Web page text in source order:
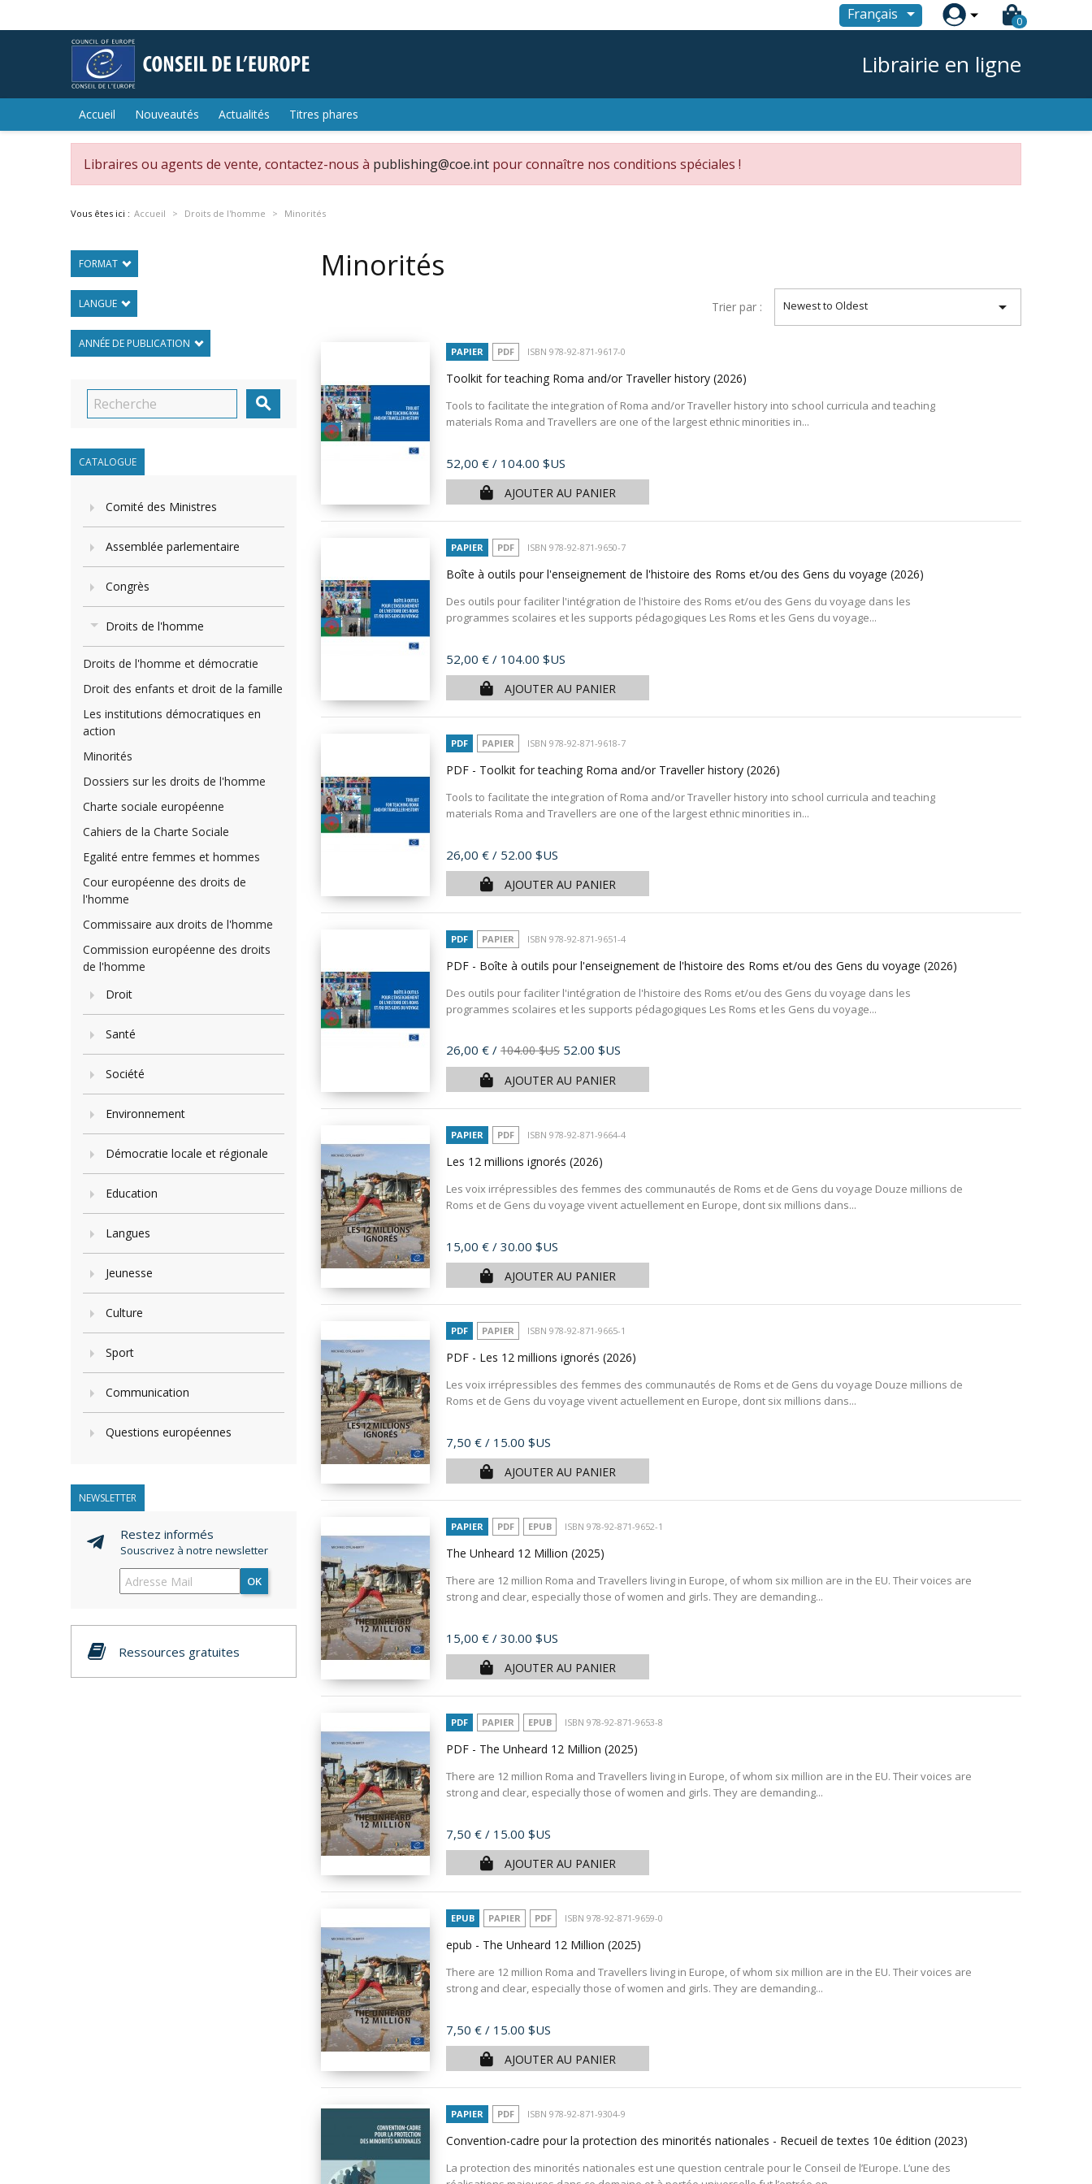
Français  0
Librairie en ligne
Accueil Nouveautés Actualités Titres phares
Libraires ou agents de vente, contactez-nous à publishing@coe.int pour connaître nos conditions spéciales !
Vous êtes ici : Accueil Droits de l'homme Minorités
FORMAT
LANGUE
ANNÉE DE PUBLICATION

CATALOGUE
Comité des Ministres
Assemblée parlementaire
Congrès
Droits de l'homme
Droits de l'homme et démocratie
Droit des enfants et droit de la famille
Les institutions démocratiques en
action
Minorités
Dossiers sur les droits de l'homme
Charte sociale européenne
Cahiers de la Charte Sociale
Egalité entre femmes et hommes
Cour européenne des droits de
l'homme
Commissaire aux droits de l'homme
Commission européenne des droits
de l'homme
Droit
Santé
Société
Environnement
Démocratie locale et régionale
Education
Langues
Jeunesse
Culture
Sport
Communication
Questions européennes
NEWSLETTER
Restez informés
Souscrivez à notre newsletter
OK
Ressources gratuites
Minorités
Trier par : Newest to Oldest 
PAPIER PDF ISBN 978-92-871-9617-0
Toolkit for teaching Roma and/or Traveller history (2026)
Tools to facilitate the integration of Roma and/or Traveller history into school curricula and teaching
materials Roma and Travellers are one of the largest ethnic minorities in...
Prix
52,00 € / 104.00 $US
AJOUTER AU PANIER
PAPIER PDF ISBN 978-92-871-9650-7
Boîte à outils pour l'enseignement de l'histoire des Roms et/ou des Gens du voyage (2026)
Des outils pour faciliter l'intégration de l'histoire des Roms et/ou des Gens du voyage dans les
programmes scolaires et les supports pédagogiques Les Roms et les Gens du voyage...
Prix
52,00 € / 104.00 $US
AJOUTER AU PANIER
PDF PAPIER ISBN 978-92-871-9618-7
PDF - Toolkit for teaching Roma and/or Traveller history (2026)
Tools to facilitate the integration of Roma and/or Traveller history into school curricula and teaching
materials Roma and Travellers are one of the largest ethnic minorities in...
Prix
26,00 € / 52.00 $US
AJOUTER AU PANIER
PDF PAPIER ISBN 978-92-871-9651-4
PDF - Boîte à outils pour l'enseignement de l'histoire des Roms et/ou des Gens du voyage (2026)
Des outils pour faciliter l'intégration de l'histoire des Roms et/ou des Gens du voyage dans les
programmes scolaires et les supports pédagogiques Les Roms et les Gens du voyage...
Prix
26,00 € / 104.00 $US 52.00 $US
AJOUTER AU PANIER
PAPIER PDF ISBN 978-92-871-9664-4
Les 12 millions ignorés (2026)
Les voix irrépressibles des femmes des communautés de Roms et de Gens du voyage Douze millions de
Roms et de Gens du voyage vivent actuellement en Europe, dont six millions dans...
Prix
15,00 € / 30.00 $US
AJOUTER AU PANIER
PDF PAPIER ISBN 978-92-871-9665-1
PDF - Les 12 millions ignorés (2026)
Les voix irrépressibles des femmes des communautés de Roms et de Gens du voyage Douze millions de
Roms et de Gens du voyage vivent actuellement en Europe, dont six millions dans...
Prix
7,50 € / 15.00 $US
AJOUTER AU PANIER
PAPIER PDF EPUB ISBN 978-92-871-9652-1
The Unheard 12 Million (2025)
There are 12 million Roma and Travellers living in Europe, of whom six million are in the EU. Their voices are
strong and clear, especially those of women and girls. They are demanding...
Prix
15,00 € / 30.00 $US
AJOUTER AU PANIER
PDF PAPIER EPUB ISBN 978-92-871-9653-8
PDF - The Unheard 12 Million (2025)
There are 12 million Roma and Travellers living in Europe, of whom six million are in the EU. Their voices are
strong and clear, especially those of women and girls. They are demanding...
Prix
7,50 € / 15.00 $US
AJOUTER AU PANIER
EPUB PAPIER PDF ISBN 978-92-871-9659-0
epub - The Unheard 12 Million (2025)
There are 12 million Roma and Travellers living in Europe, of whom six million are in the EU. Their voices are
strong and clear, especially those of women and girls. They are demanding...
Prix
7,50 € / 15.00 $US
AJOUTER AU PANIER
PAPIER PDF ISBN 978-92-871-9304-9
Convention-cadre pour la protection des minorités nationales - Recueil de textes 10e édition (2023)
La protection des minorités nationales est une question centrale pour le Conseil de l’Europe. L’une des